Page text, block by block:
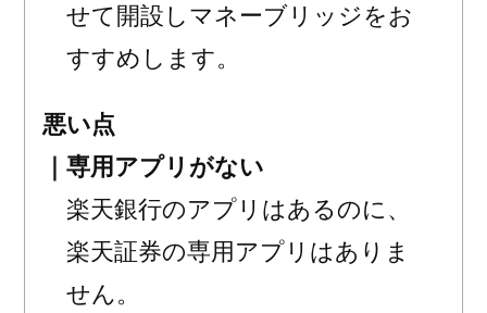
せて開設しマネーブリッジをお
すすめします。
悪い点
｜専用アプリがない
楽天銀行のアプリはあるのに、
楽天証券の専用アプリはありま
せん。